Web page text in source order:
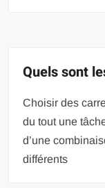
Quels sont
Choisir des
du tout une
d’une
différents